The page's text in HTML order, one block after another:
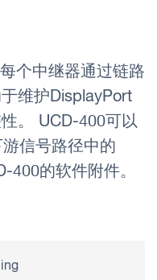
个中继器通过链路
维护DisplayPort
。 UCD-400可以
信号路径中的
400的软件附件。